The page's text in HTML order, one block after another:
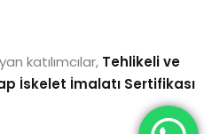
katılımcılar, Tehlikeli ve
İskelet İmalatı Sertifikası